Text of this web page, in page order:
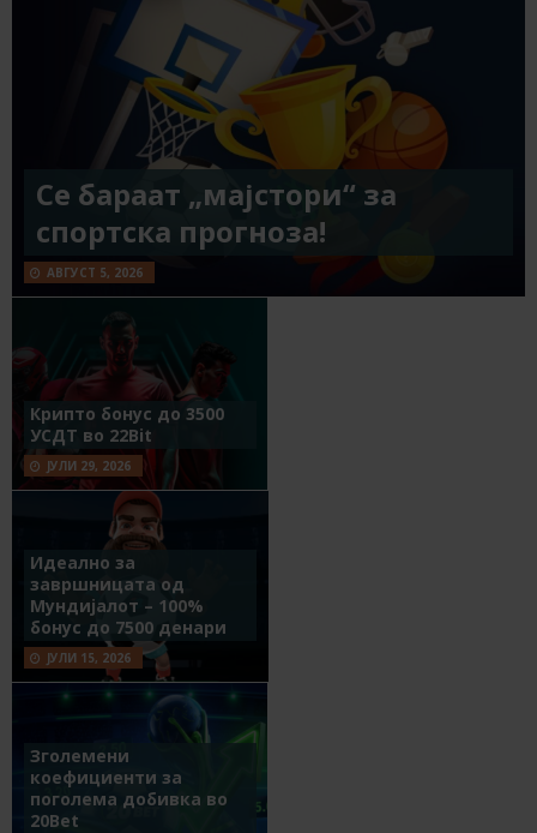
Се бараат „мајстори“ за
спортска прогноза!
АВГУСТ 5, 2026
Крипто бонус до 3500
УСДТ во 22Bit
ЈУЛИ 29, 2026
Идеално за
завршницата од
Мундијалот – 100%
бонус до 7500 денари
ЈУЛИ 15, 2026
Зголемени
коефициенти за
поголема добивка во
20Bet